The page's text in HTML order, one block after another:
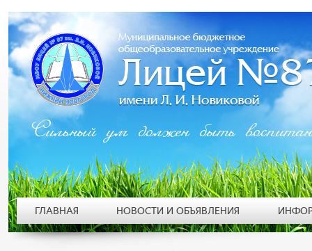
Сильный ум должен быть
ГЛАВНАЯ НОВОСТИ И ОБЪЯВЛЕНИЯ